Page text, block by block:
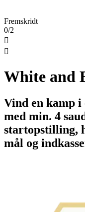
Fremskridt
0/2


White and
Vind en kamp
med min. 4
startopstilling,
mål og